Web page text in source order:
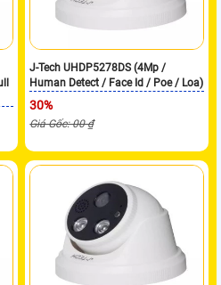
J-Tech UHDP5278DS (4Mp /
Human Detect / Face Id / Poe / Loa)
30%
Giá Gốc: 00 ₫